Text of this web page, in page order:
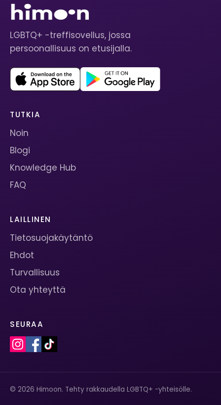
LGBTQ+ -treffisovellus, jossa
persoonallisuus on etusijalla.
TUTKIA
Noin
Blogi
Knowledge Hub
FAQ
LAILLINEN
Tietosuojakäytäntö
Ehdot
Turvallisuus
Ota yhteyttä
SEURAA
© 2026 Himoon. Tehty rakkaudella LGBTQ+ -yhteisölle.